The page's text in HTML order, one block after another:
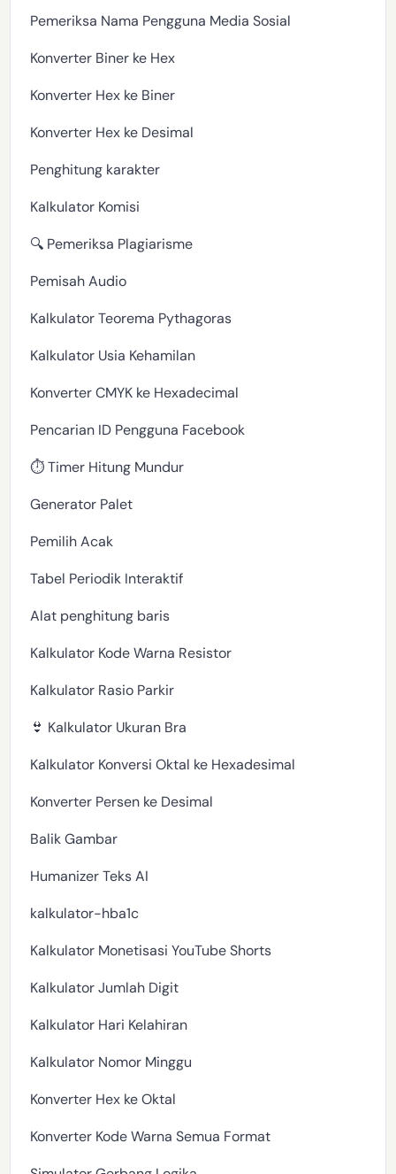
Pemeriksa Nama Pengguna Media Sosial
Konverter Biner ke Hex
Konverter Hex ke Biner
Konverter Hex ke Desimal
Penghitung karakter
Kalkulator Komisi
🔍 Pemeriksa Plagiarisme
Pemisah Audio
Kalkulator Teorema Pythagoras
Kalkulator Usia Kehamilan
Konverter CMYK ke Hexadecimal
Pencarian ID Pengguna Facebook
⏱️ Timer Hitung Mundur
Generator Palet
Pemilih Acak
Tabel Periodik Interaktif
Alat penghitung baris
Kalkulator Kode Warna Resistor
Kalkulator Rasio Parkir
👙 Kalkulator Ukuran Bra
Kalkulator Konversi Oktal ke Hexadesimal
Konverter Persen ke Desimal
Balik Gambar
Humanizer Teks AI
kalkulator-hba1c
Kalkulator Monetisasi YouTube Shorts
Kalkulator Jumlah Digit
Kalkulator Hari Kelahiran
Kalkulator Nomor Minggu
Konverter Hex ke Oktal
Konverter Kode Warna Semua Format